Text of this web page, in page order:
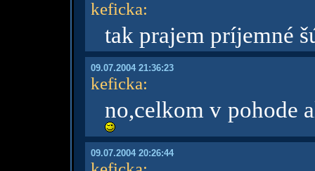
keficka:
tak prajem príjemné
09.07.2004 21:36:23
keficka:
no,celkom v pohode
09.07.2004 20:26:44